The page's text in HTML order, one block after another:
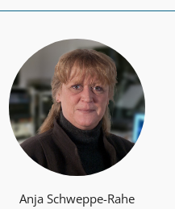
Anja Schweppe-Rahe